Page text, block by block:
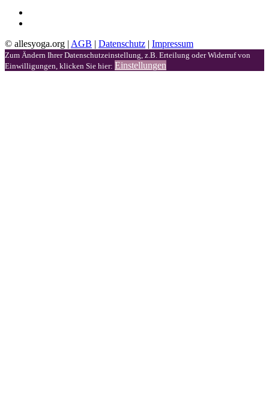
© allesyoga.org | AGB | Datenschutz | Impressum
Zum Ändern Ihrer Datenschutzeinstellung, z.B. Erteilung oder Widerruf von
Einwilligungen, klicken Sie hier: Einstellungen